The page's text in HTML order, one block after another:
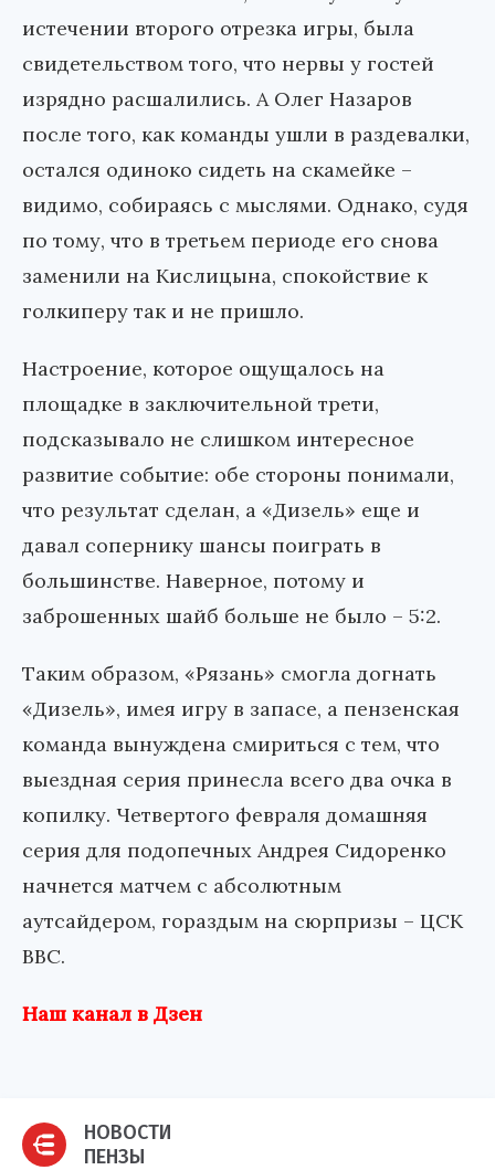
истечении второго отрезка игры, была
свидетельством того, что нервы у гостей
изрядно расшалились. А Олег Назаров
после того, как команды ушли в раздевалки,
остался одиноко сидеть на скамейке –
видимо, собираясь с мыслями. Однако, судя
по тому, что в третьем периоде его снова
заменили на Кислицына, спокойствие к
голкиперу так и не пришло.
Настроение, которое ощущалось на
площадке в заключительной трети,
подсказывало не слишком интересное
развитие событие: обе стороны понимали,
что результат сделан, а «Дизель» еще и
давал сопернику шансы поиграть в
большинстве. Наверное, потому и
заброшенных шайб больше не было – 5:2.
Таким образом, «Рязань» смогла догнать
«Дизель», имея игру в запасе, а пензенская
команда вынуждена смириться с тем, что
выездная серия принесла всего два очка в
копилку. Четвертого февраля домашняя
серия для подопечных Андрея Сидоренко
начнется матчем с абсолютным
аутсайдером, гораздым на сюрпризы – ЦСК
ВВС.
Наш канал в Дзен
НОВОСТИ
ПЕНЗЫ